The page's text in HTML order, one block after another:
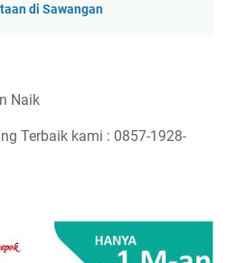
di Sawangan
Naik
Terbaik kami : 0857-1928-